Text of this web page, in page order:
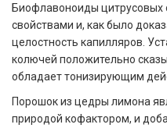
Биофлавоноиды цитрусовых
свойствами и, как было
целостность капилляров.
колючей положительно
обладает тонизирующим
Порошок из цедры лимона
природой кофактором, и